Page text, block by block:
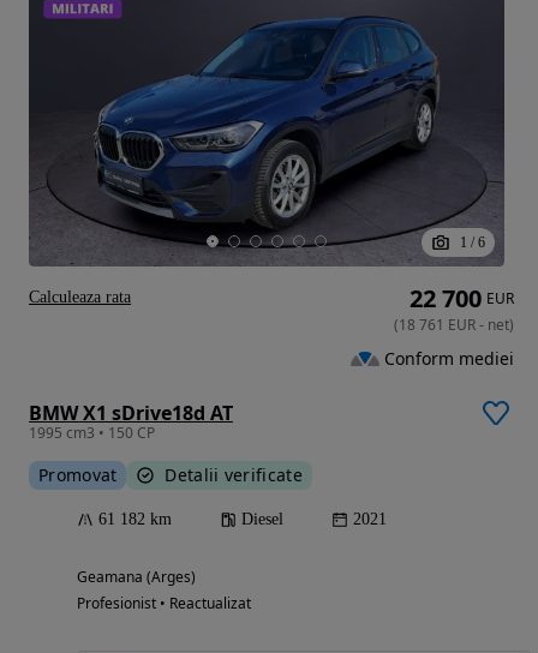
1 / 6
BMW X1 sDrive18d AT
1995 cm3 • 150 CP
Promovat Detalii verificate
61 182 km Diesel 2021
Geamana (Arges)
Profesionist • Reactualizat
22 700 EUR
(18 761 EUR- net)
Conform mediei
Calculeaza rata